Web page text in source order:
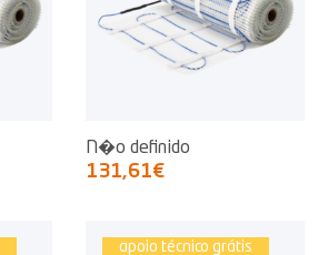
N�o definido
131,61€
apoio técnico grátis